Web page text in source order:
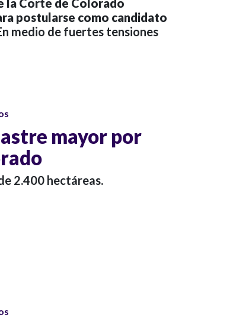
la Corte de Colorado
postularse como candidato
medio de fuertes tensiones
mayor por
2.400 hectáreas.